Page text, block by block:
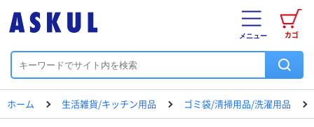
カゴ
メニュー
ホーム 生活雑貨/キッチン用品 ゴミ袋/清掃用品/洗濯用品